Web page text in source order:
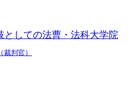
としての法曹・法科大学院
裁判官）